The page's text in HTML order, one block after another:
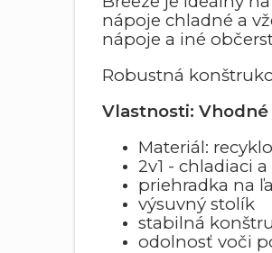
nápoje chladné a
nápoje a iné
Robustná
Vlastnosti:
Materiál:
2v1 - chladiaci
priehradka na
výsuvný stolík
stabilná
odolnosť voči